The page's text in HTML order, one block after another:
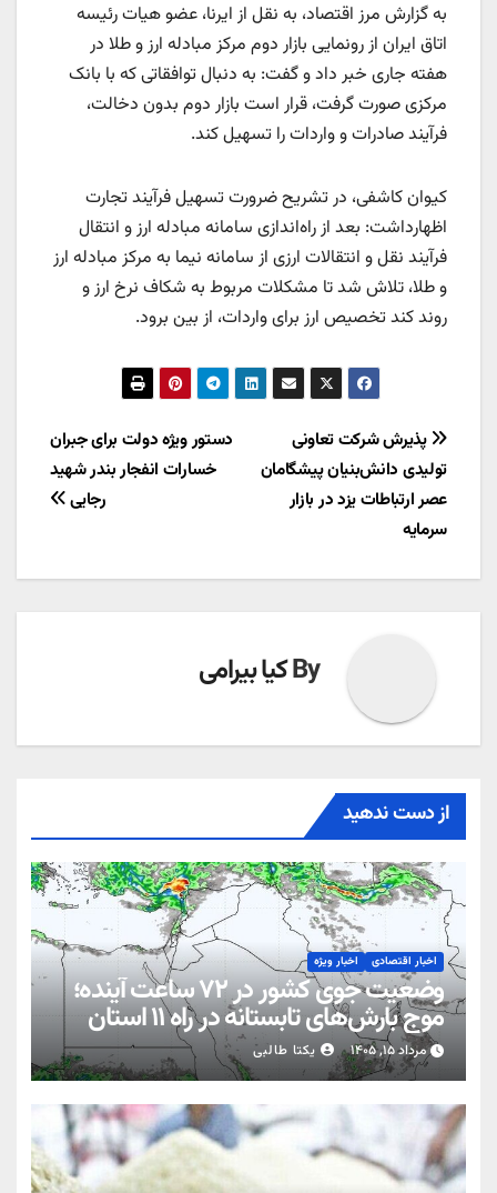
به گزارش مرز اقتصاد، به نقل از ایرنا، عضو هیات رئیسه
اتاق ایران از رونمایی بازار دوم مرکز مبادله ارز و طلا در
هفته جاری خبر داد و گفت: به دنبال توافقاتی که با بانک
مرکزی صورت گرفت، قرار است بازار دوم بدون دخالت،
فرآیند صادرات و واردات را تسهیل کند.
کیوان کاشفی، در تشریح ضرورت تسهیل فرآیند تجارت
اظهارداشت: بعد از راه‌اندازی سامانه مبادله ارز و انتقال
فرآیند نقل و انتقالات ارزی از سامانه نیما به مرکز مبادله ارز
و طلا، تلاش شد تا مشکلات مربوط به شکاف نرخ ارز و
روند کند تخصیص ارز برای واردات، از بین برود.
راهبری
نوشته
دستور ویژه دولت برای جبران
خسارات انفجار بندر شهید
رجایی
پذیرش شرکت تعاونی
تولیدی دانش‌بنیان پیشگامان
عصر ارتباطات یزد در بازار
سرمایه
Byکیا بیرامی
از دست ندهید
اخبار اقتصادی اخبار ویژه
وضعیت جوی کشور در ۷۲ ساعت آینده؛
موج بارش‌های تابستانه در راه ۱۱ استان
مرداد ۱۵, ۱۴۰۵ یکتا طالبی